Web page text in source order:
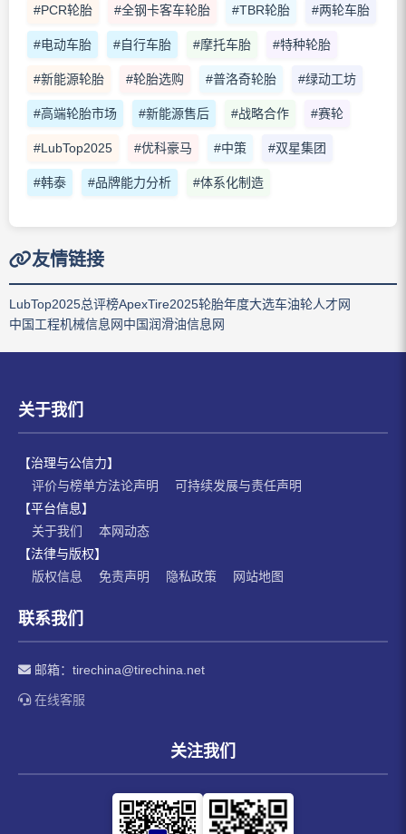
#PCR轮胎 #全钢卡客车轮胎 #TBR轮胎 #两轮车胎
#电动车胎 #自行车胎 #摩托车胎 #特种轮胎
#新能源轮胎 #轮胎选购 #普洛奇轮胎 #绿动工坊
#高端轮胎市场 #新能源售后 #战略合作 #赛轮
#LubTop2025 #优科豪马 #中策 #双星集团
#韩泰 #品牌能力分析 #体系化制造
友情链接
LubTop2025总评榜ApexTire2025轮胎年度大选车油轮人才网
中国工程机械信息网中国润滑油信息网
关于我们
【治理与公信力】
评价与榜单方法论声明
可持续发展与责任声明
【平台信息】
关于我们
本网动态
【法律与版权】
版权信息
免责声明 隐私政策 网站地图
联系我们
邮箱： tirechina@tirechina.net
在线客服
关注我们